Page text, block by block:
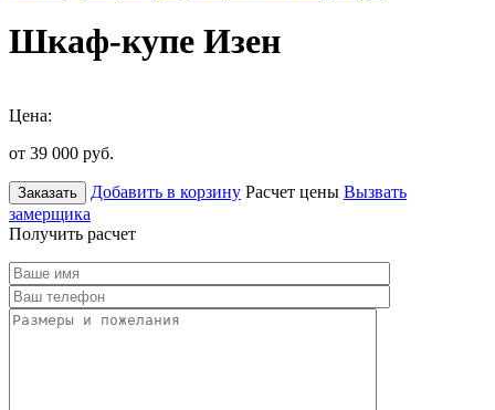
Шкаф-купе Изен
Цена:
от 39 000 руб.
Заказать Добавить в корзину Расчет цены Вызвать
замерщика
Получить расчет